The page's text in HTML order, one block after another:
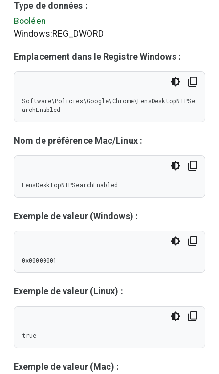
Type de données :
Booléen
Windows:REG_DWORD
Emplacement dans le Registre Windows :
Software\Policies\Google\Chrome\LensDesktopNTPSe
archEnabled
Nom de préférence Mac/Linux :
LensDesktopNTPSearchEnabled
Exemple de valeur (Windows) :
0x00000001
Exemple de valeur (Linux) :
true
Exemple de valeur (Mac) :